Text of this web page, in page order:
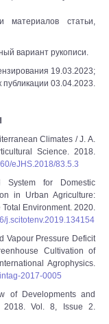
статьи,
вариант рукописи.
19.03.2023;
публикации 03.04.2023.
Climates / J. A.
Science. 2018.
eJHS.2018/83.5.3
System for Domestic
in Urban Agriculture:
Environment. 2020.
j.scitotenv.2019.134154
Vapour Pressure Deficit
Cultivation of
Agrophysics.
2017-0005
of Developments and
2018. Vol. 8, Issue 2.